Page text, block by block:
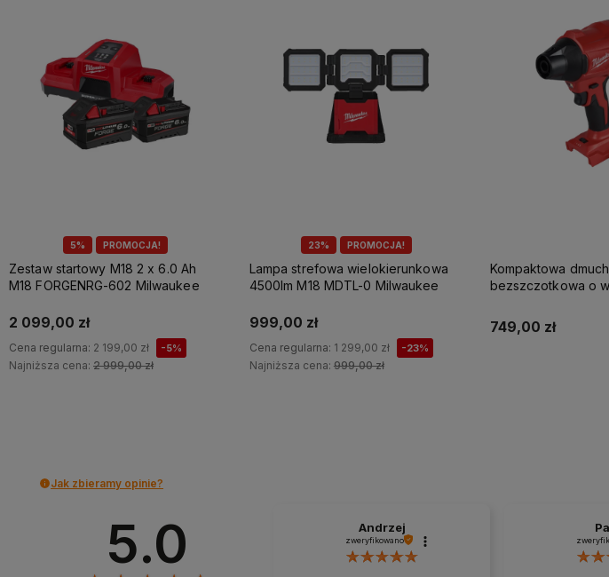
5% PROMOCJA!
Zestaw startowy M18 2 x 6.0 Ah
M18 FORGENRG-602 Milwaukee
2 099,00 zł
Cena regularna: 2 199,00 zł -5%
Najniższa cena: 2 999,00 zł
23% PROMOCJA!
Lampa strefowa wielokierunkowa
4500lm M18 MDTL-0 Milwaukee
999,00 zł
Cena regularna: 1 299,00 zł -23%
Najniższa cena: 999,00 zł
Kompaktowa
bezszczotkowa o
749,00 zł
Jak zbieramy opinie?
5.0 Andrzej
zweryfikowano